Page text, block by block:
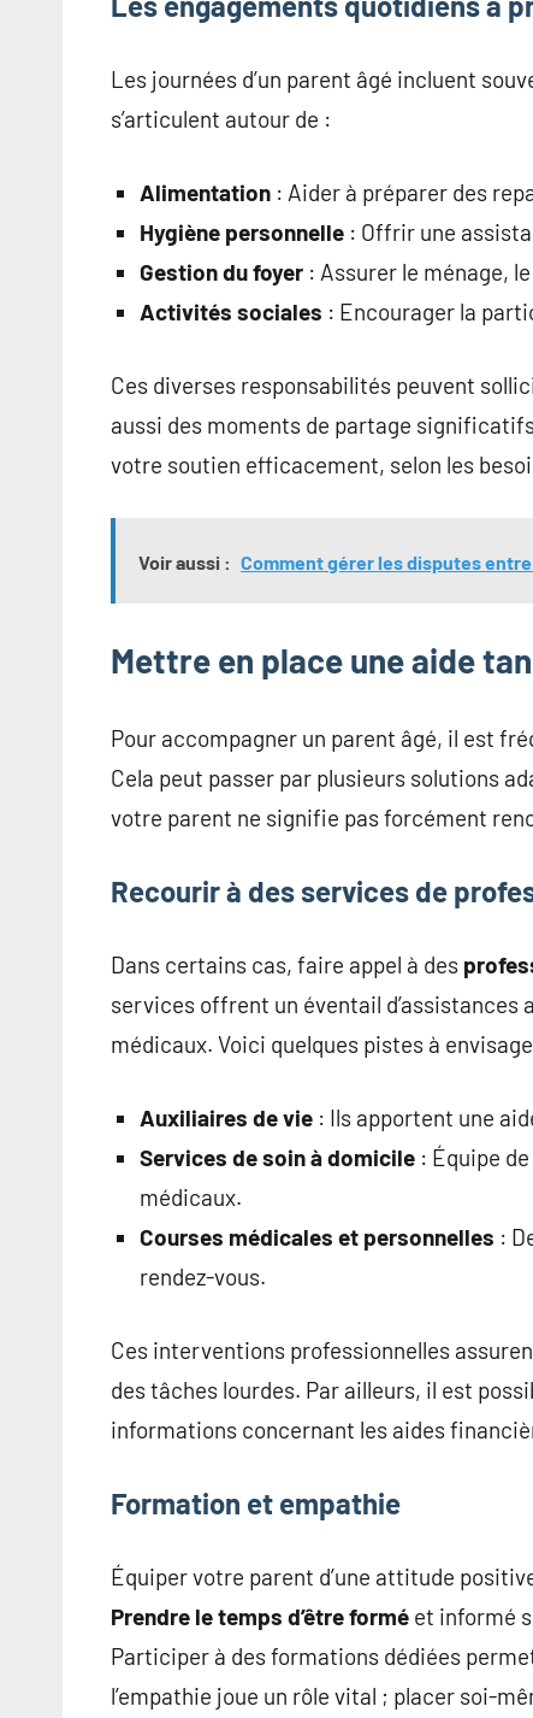
Les journées d’un parent âgé incluent
s’articulent autour de :
Alimentation : Aider à préparer des
Hygiène personnelle : Offrir une
Gestion du foyer : Assurer le ménage,
Activités sociales : Encourager la
Ces diverses responsabilités peuvent
aussi des moments de partage
votre soutien efficacement, selon les
Voir aussi : Comment gérer les disputes
Mettre en place une aide
Pour accompagner un parent âgé, il est
Cela peut passer par plusieurs solutions
votre parent ne signifie pas forcément
Recourir à des services de
Dans certains cas, faire appel à des
services offrent un éventail d’assistances
médicaux. Voici quelques pistes à
Auxiliaires de vie : Ils apportent une
Services de soin à domicile : Équipe
médicaux.
Courses médicales et personnelles :
rendez-vous.
Ces interventions professionnelles
des tâches lourdes. Par ailleurs, il est
informations concernant les aides
Formation et empathie
Équiper votre parent d’une attitude
Prendre le temps d’être formé et informé
Participer à des formations dédiées
l’empathie joue un rôle vital ; placer soi-